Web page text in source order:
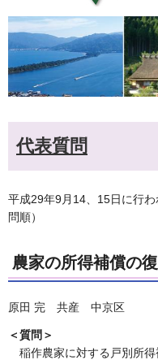
代表質問
平成29年9月14、15日に行
問順）
農家の所得補償の
原田 完 共産 中京区
＜質問＞
稲作農家に対する戸別所得